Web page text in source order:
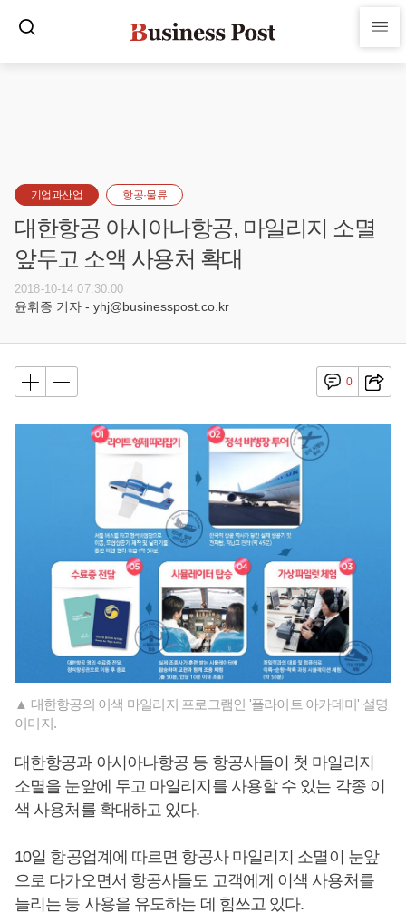
기업과산업 항공·물류
대한항공 아시아나항공, 마일리지 소멸
앞두고 소액 사용처 확대
2018-10-14 07:30:00
윤휘종 기자 - yhj@businesspost.co.kr
0
▲ 대한항공의 이색 마일리지 프로그램인 '플라이트 아카데미' 설명
이미지.
대한항공과 아시아나항공 등 항공사들이 첫 마일리지
소멸을 눈앞에 두고 마일리지를 사용할 수 있는 각종 이
색 사용처를 확대하고 있다.
10일 항공업계에 따르면 항공사 마일리지 소멸이 눈앞
으로 다가오면서 항공사들도 고객에게 이색 사용처를
늘리는 등 사용을 유도하는 데 힘쓰고 있다.